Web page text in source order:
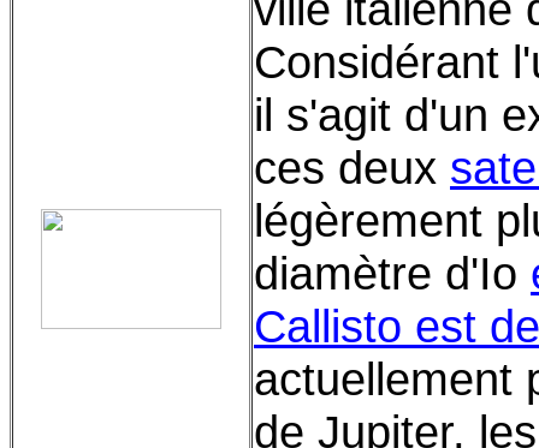
Considérant
il s'agit d'un
ces deux
légèrement
diamètre d'Io
Callisto est
actuellement
de Jupiter,